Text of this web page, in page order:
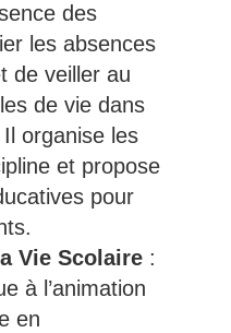
des
les absences
de veiller au
de vie dans
Il organise les
et propose
pour
Vie Scolaire:
à l’animation
en